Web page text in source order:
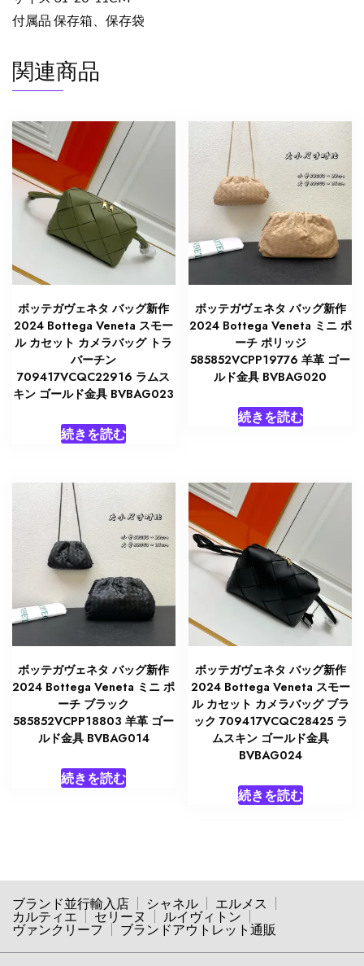
付属品 保存箱、保存袋
関連商品
ボッテガヴェネタ バッグ新作
2024 Bottega Veneta スモー
ル カセット カメラバッグ トラ
バーチン
709417VCQC22916 ラムス
キン ゴールド金具 BVBAG023
続きを読む
ボッテガヴェネタ バッグ新作
2024 Bottega Veneta ミニ ポ
ーチ ポリッジ
585852VCPP19776 羊革 ゴー
ルド金具 BVBAG020
続きを読む
ボッテガヴェネタ バッグ新作
2024 Bottega Veneta ミニ ポ
ーチ ブラック
585852VCPP18803 羊革 ゴー
ルド金具 BVBAG014
続きを読む
ボッテガヴェネタ バッグ新作
2024 Bottega Veneta スモー
ル カセット カメラバッグ ブラ
ック 709417VCQC28425 ラ
ムスキン ゴールド金具
BVBAG024
続きを読む
ブランド並行輸入店 シャネル
エルメス
カルティエ
セリーヌ
ルイヴィトン
ヴァンクリーフ
ブランドアウトレット通販